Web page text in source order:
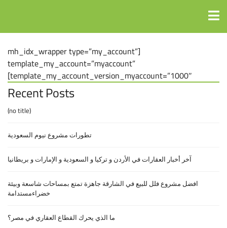
[mh_idx_wrapper type=”my_account”
template_my_account=”myaccount”
template_my_account_version_myaccount=”1000″]
Recent Posts
تطورات مشروع نيوم السعودية
آخر أخبار العقارات في الأردن و تركيا و السعودية و الإمارات و بريطانيا
افضل مشروع فلل للبيع في الشارقة جاهزة تمتع بمساحات شاسعة وبيئة
خضراءمستدامة
ما الذي يحرك القطاع العقاري في مصر؟